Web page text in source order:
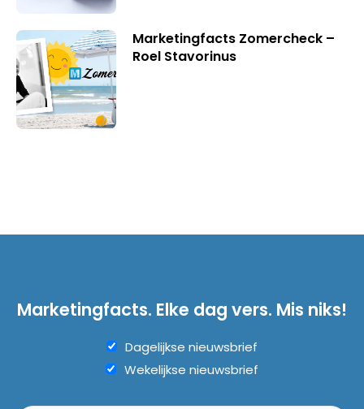
Marketingfacts Zomercheck –
Roel Stavorinus
Marketingfacts. Elke dag vers. Mis niks!
Dagelijkse nieuwsbrief
Wekelijkse nieuwsbrief